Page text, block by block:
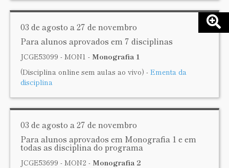
03 de agosto a 27 de novembro
Para alunos aprovados em 7 disciplinas
JCGE53099 - MON1 - Monografia 1
(Disciplina online sem aulas ao vivo) - Ementa da
disciplina
03 de agosto a 27 de novembro
Para alunos aprovados em Monografia 1 e em
todas as disciplina do programa
JCGE53699 - MON2 - Monografia 2